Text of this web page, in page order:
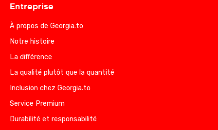
Entreprise
À propos de Georgia.to
Notre histoire
La différence
La qualité plutôt que la quantité
Inclusion chez Georgia.to
Service Premium
Durabilité et responsabilité